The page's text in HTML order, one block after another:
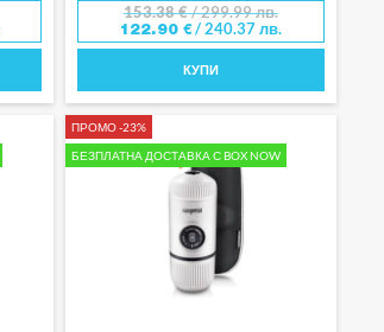
153.38€/ 299.99 лв.
122.90€/ 240.37 лв.
КУПИ
ПРОМО -23%
БЕЗПЛАТНА ДОСТАВКА С BOX NOW